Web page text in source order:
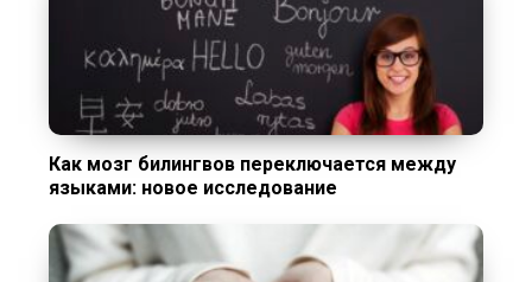
Как мозг билингвов переключается между
языками: новое исследование